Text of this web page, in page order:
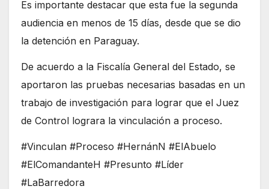
Es importante destacar que esta fue la segunda
audiencia en menos de 15 días, desde que se dio
la detención en Paraguay.
De acuerdo a la Fiscalía General del Estado, se
aportaron las pruebas necesarias basadas en un
trabajo de investigación para lograr que el Juez
de Control lograra la vinculación a proceso.
#Vinculan #Proceso #HernánN #ElAbuelo
#ElComandanteH #Presunto #Líder
#LaBarredora